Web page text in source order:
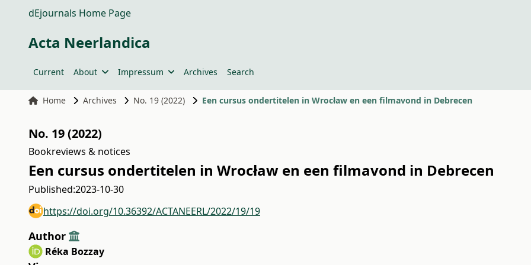
dEjournals Home Page
Acta Neerlandica
Current About Impressum Archives Search
Home Archives No. 19 (2022) Een cursus ondertitelen in Wrocław en een filmavond in Debrecen
No. 19 (2022)
Bookreviews & notices
Een cursus ondertitelen in Wrocław en een filmavond in Debrecen
Published:2023-10-30
https://doi.org/10.36392/ACTANEERL/2022/19/19
Author
Réka Bozzay